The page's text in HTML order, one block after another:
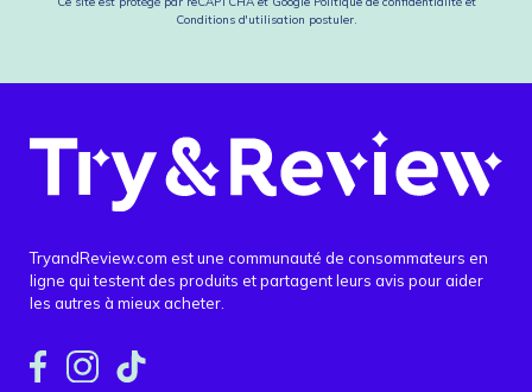
Conditions d'utilisation postuler.
TryandReview.com est une communauté de consommateurs en
ligne qui testent des produits et partagent leurs avis pour aider
les autres à mieux acheter.